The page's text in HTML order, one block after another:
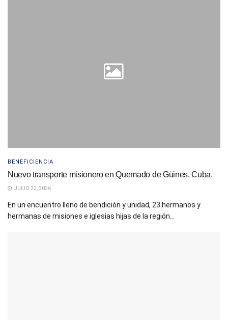
BENEFICIENCIA
Nuevo transporte misionero en Quemado de Güines, Cuba.
JULIO 22, 2026
En un encuentro lleno de bendición y unidad, 23 hermanos y
hermanas de misiones e iglesias hijas de la región...